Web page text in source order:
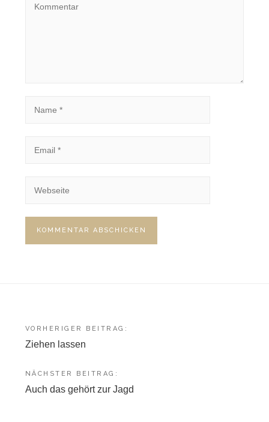
Beitragsnavigation
VORHERIGER BEITRAG:
Ziehen lassen
NÄCHSTER BEITRAG:
Auch das gehört zur Jagd